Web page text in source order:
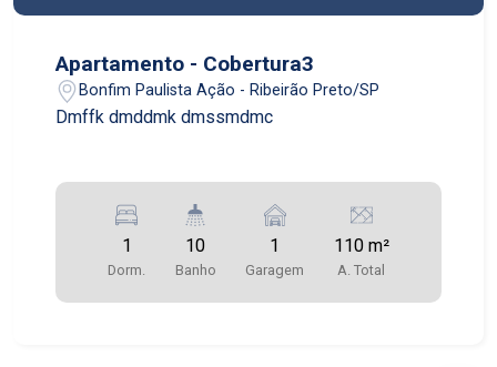
Apartamento - Cobertura3
Bonfim Paulista Ação - Ribeirão Preto/SP
Dmffk dmddmk dmssmdmc
1
Dorm.
10
Banho
1
Garagem
110 m²
A. Total